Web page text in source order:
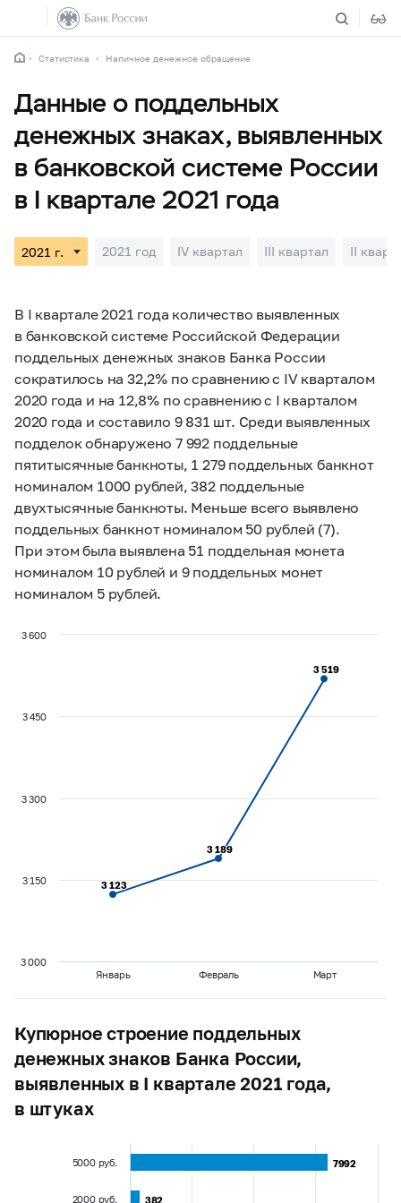
Статистика Наличное денежное обращение
Данные о поддельных
денежных знаках, выявленных
в банковской системе России
в I квартале 2021 года
2021 год IV квартал III квартал II
В I квартале 2021 года количество выявленных
в банковской системе Российской Федерации
поддельных денежных знаков Банка России
сократилось на 32,2% по сравнению с IV кварталом
2020 года и на 12,8% по сравнению с I кварталом
2020 года и составило 9 831 шт. Среди выявленных
подделок обнаружено 7 992 поддельные
пятитысячные банкноты, 1 279 поддельных банкнот
номиналом 1000 рублей, 382 поддельные
двухтысячные банкноты. Меньше всего выявлено
поддельных банкнот номиналом 50 рублей (7).
При этом была выявлена 51 поддельная монета
номиналом 10 рублей и 9 поддельных монет
номиналом 5 рублей.
3 123
3 123
3 189
3 189
3 519
3 519
Январь Февраль Март
3 000
3 150
3 300
3 450
3 600
Купюрное строение поддельных
денежных знаков Банка России,
выявленных в I квартале 2021 года,
в штуках
7992
7992
382
382
5000 руб.
2000 руб.